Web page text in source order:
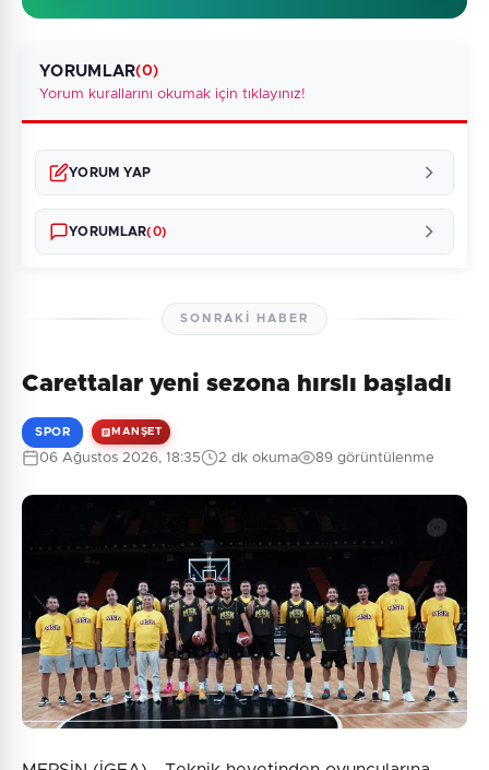
YORUMLAR(0)
Yorum kurallarını okumak için tıklayınız!
YORUM YAP
0/2000
7 + 2 = ?
Gönder
YORUMLAR(0)
Henüz yorum yapılmamış. İlk yorumu siz yapın!
SONRAKI HABER
Carettalar yeni sezona hırslı başladı
SPOR MANŞET
06 Ağustos 2026, 18:35 2 dk okuma 89 görüntülenme